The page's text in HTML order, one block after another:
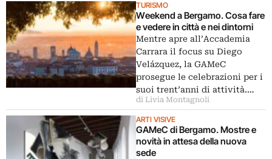
TURISMO
Weekend a Bergamo. Cosa fare
e vedere in città e nei dintorni
Mentre apre all’Accademia
Carrara il focus su Diego
Velázquez, la GAMeC
prosegue le celebrazioni per i
suoi trent’anni di attività.…
di Livia Montagnoli
ARTI VISIVE
GAMeC di Bergamo. Mostre e
novità in attesa della nuova
sede